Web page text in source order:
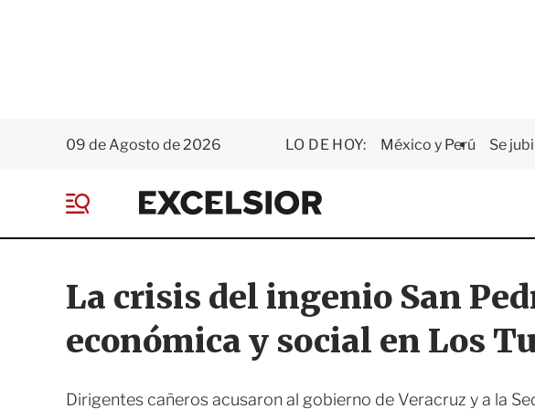
09 de Agosto de 2026 LO DE HOY: México y Perú Se
E
x
e
i
o
r
e
La crisis del ingenio San
económica y social en Los
Dirigentes cañeros acusaron al gobierno de Veracruz y a la